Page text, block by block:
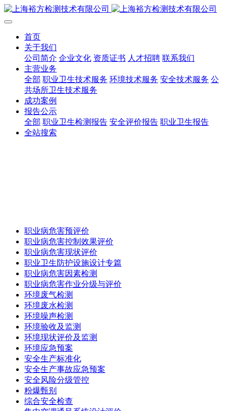
首页
关于我们
公司简介 企业文化 资质证书 人才招聘 联系我们
主营业务
全部 职业卫生技术服务 环境技术服务 安全技术服务 公
共场所卫生技术服务
成功案例
报告公示
全部 职业卫生检测报告 安全评价报告 职业卫生报告
全站搜索
职业病危害预评价
职业病危害控制效果评价
职业病危害现状评价
职业卫生防护设施设计专篇
职业病危害因素检测
职业病危害作业分级与评价
环境废气检测
环境废水检测
环境噪声检测
环境验收及监测
环境现状评价及监测
环境应急预案
安全生产标准化
安全生产事故应急预案
安全风险分级管控
粉爆甄别
综合安全检查